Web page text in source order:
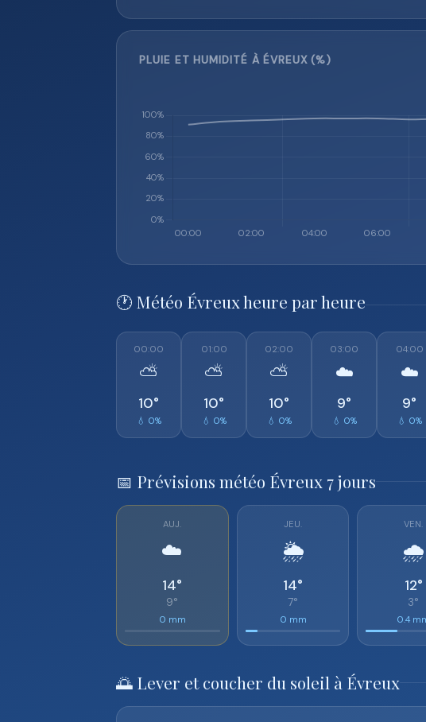
PLUIE ET HUMIDITÉ À ÉVREUX (%)
🕐 Météo Évreux heure par heure
00:00
⛅
10°
💧 0%
01:00
⛅
10°
💧 0%
02:00
⛅
10°
💧 0%
03:00
☁️
9°
💧 0%
04:00
☁️
9°
💧 0%
📅 Prévisions météo Évreux 7 jours
AUJ.
☁️
14°
9°
0 mm
JEU.
🌦️
14°
7°
0 mm
VEN.
🌧️
12°
3°
0.4
🌅 Lever et coucher du soleil à Évreux